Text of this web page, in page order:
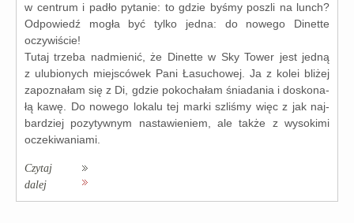
w cen­trum i padło pyta­nie: to gdzie byśmy poszli na lunch?
Odpowiedź mogła być tyl­ko jed­na: do nowe­go Dinette
oczywiście!
Tutaj trze­ba nad­mie­nić, że Dinette w Sky Tower jest jed­ną
z ulu­bio­nych miej­scó­wek Pani Łasuchowej. Ja z kolei bli­żej
zapo­zna­łam się z Di, gdzie poko­cha­łam śnia­da­nia i dosko­na­
łą kawę. Do nowe­go loka­lu tej mar­ki szli­śmy więc z jak naj­
bar­dziej pozy­tyw­nym nasta­wie­niem, ale tak­że z wyso­ki­mi
ocze­ki­wa­nia­mi.
Czytaj
dalej